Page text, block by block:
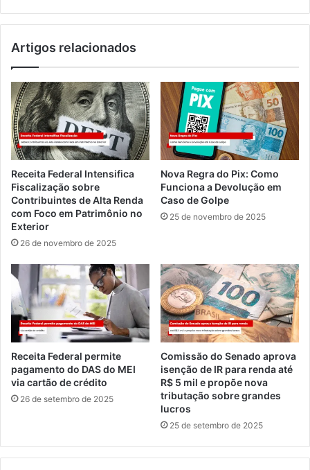
Artigos relacionados
Receita Federal Intensifica
Fiscalização sobre
Contribuintes de Alta Renda
com Foco em Patrimônio no
Exterior
26 de novembro de 2025
Nova Regra do Pix: Como
Funciona a Devolução em
Caso de Golpe
25 de novembro de 2025
Receita Federal permite
pagamento do DAS do MEI
via cartão de crédito
26 de setembro de 2025
Comissão do Senado aprova
isenção de IR para renda até
R$ 5 mil e propõe nova
tributação sobre grandes
lucros
25 de setembro de 2025